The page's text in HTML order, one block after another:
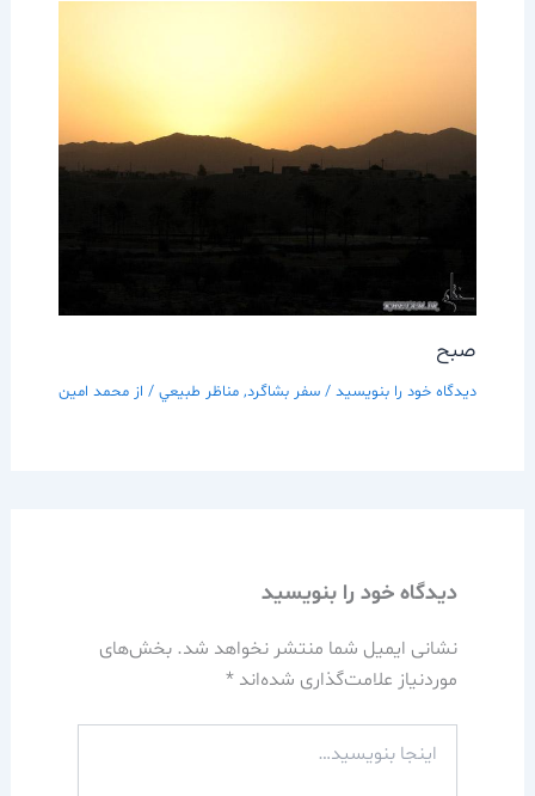
صبح
دیدگاه‌ خود را بنویسید / سفر بشاگرد, مناظر طبيعي/ از محمد امین
دیدگاه‌ خود را بنویسید
نشانی ایمیل شما منتشر نخواهد شد. بخش‌های
موردنیاز علامت‌گذاری شده‌اند *
بنویسید…